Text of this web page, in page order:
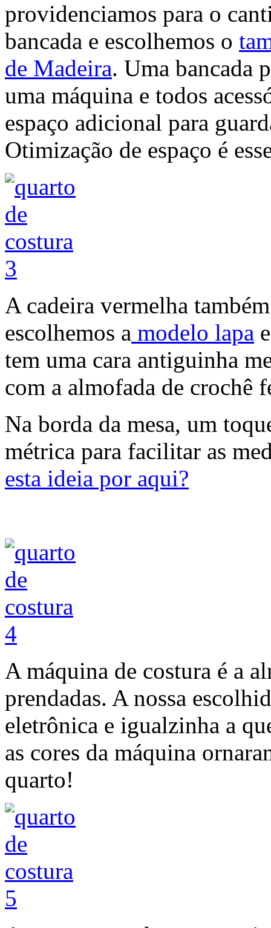
providenciamos para o
bancada e escolhemos o
de Madeira. Uma bancada
uma máquina e todos
espaço adicional para
Otimização de espaço é
A cadeira vermelha
escolhemos a modelo lapa
tem uma cara antiguinha
com a almofada de crochê
Na borda da mesa, um
métrica para facilitar as
esta ideia por aqui?
A máquina de costura é a
prendadas. A nossa
eletrônica e igualzinha a
as cores da máquina
quarto!